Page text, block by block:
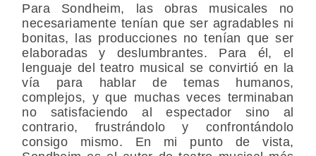
Para Sondheim, las obras musicales no
necesariamente tenían que ser agradables ni
bonitas, las producciones no tenían que ser
elaboradas y deslumbrantes. Para él, el
lenguaje del teatro musical se convirtió en la
vía para hablar de temas humanos,
complejos, y que muchas veces terminaban
no satisfaciendo al espectador sino al
contrario, frustrándolo y confrontándolo
consigo mismo. En mi punto de vista,